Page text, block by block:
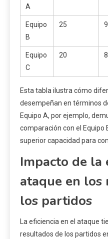
A
Equipo
B
25
Equipo
C
20
Esta tabla ilustra cómo
desempeñan en términos
Equipo A, por ejemplo,
comparación con el Equipo
superior capacidad para
Impacto de la
ataque en los
los partidos
La eficiencia en el ataque
resultados de los partidos